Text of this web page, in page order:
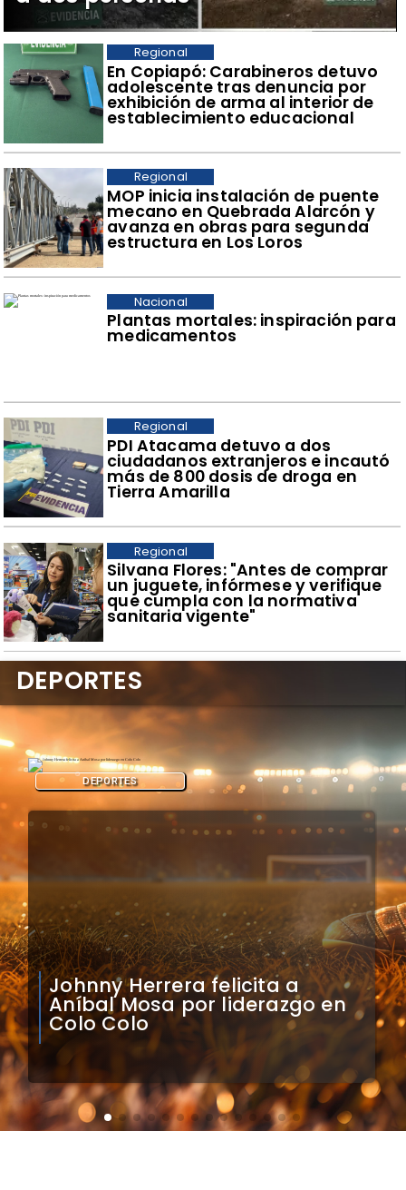
​En Copiapó: Carabineros detuvo
adolescente tras denuncia por
exhibición de arma al interior de
establecimiento educacional
Regional
​MOP inicia instalación de puente
mecano en Quebrada Alarcón y
avanza en obras para segunda
estructura en Los Loros
Regional
Plantas mortales: inspiración para
medicamentos
Nacional
​PDI Atacama detuvo a dos
ciudadanos extranjeros e incautó
más de 800 dosis de droga en
Tierra Amarilla
Regional
​Silvana Flores: "Antes de comprar
un juguete, infórmese y verifique
que cumpla con la normativa
sanitaria vigente"
Regional
Claudio Bravo analiza
impacto de arquero
caboverdiano en Colo Colo
DEPORTES
DEPORTES